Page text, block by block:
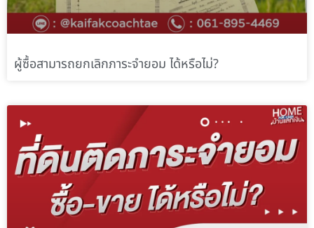
ผู้ซื้อสามารถยกเลิกภาระจำยอม ได้หรือไม่?